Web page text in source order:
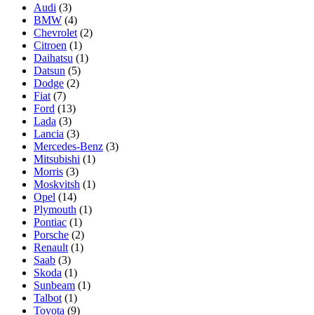
Audi (3)
BMW (4)
Chevrolet (2)
Citroen (1)
Daihatsu (1)
Datsun (5)
Dodge (2)
Fiat (7)
Ford (13)
Lada (3)
Lancia (3)
Mercedes-Benz (3)
Mitsubishi (1)
Morris (3)
Moskvitsh (1)
Opel (14)
Plymouth (1)
Pontiac (1)
Porsche (2)
Renault (1)
Saab (3)
Skoda (1)
Sunbeam (1)
Talbot (1)
Toyota (9)